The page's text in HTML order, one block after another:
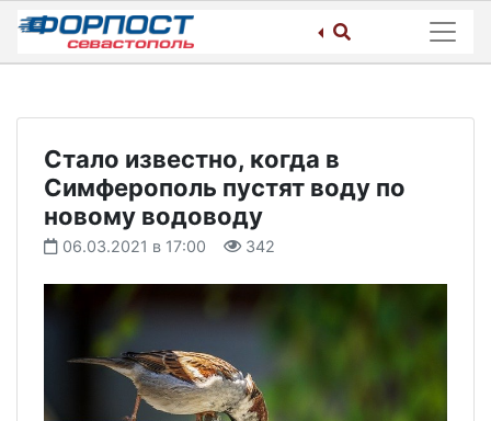
Skip
content
Стало известно, когда в
Симферополь пустят воду по
новому водоводу
06.03.2021 в 17:00 342